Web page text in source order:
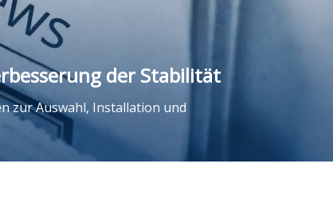
der Stabilität
zur Auswahl, Installation und